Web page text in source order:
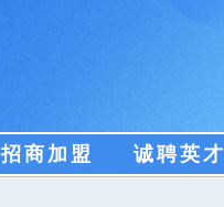
招商加盟 诚聘英才